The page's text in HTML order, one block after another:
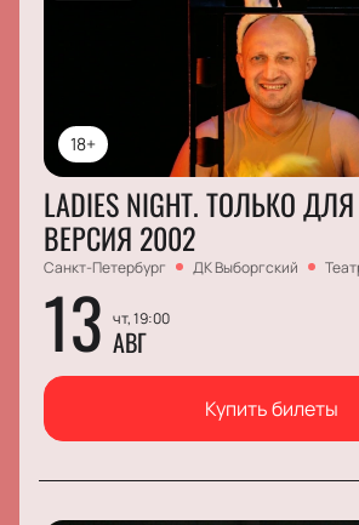
18+
LADIES NIGHT. ТОЛЬКО
ВЕРСИЯ 2002
Санкт-Петербург ДК Выборгский
13 чт, 19:00
АВГ
Купить билеты